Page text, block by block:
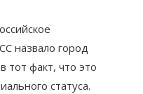
назвало город
тот факт, что это
статуса.